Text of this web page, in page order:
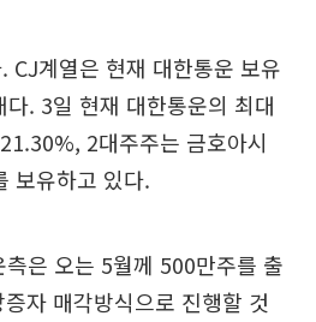
CJ계열은 현재 대한통운 보유
. 3일 현재 대한통운의 최대
2대주주는 금호아시
보유하고 있다.
은 오는 5월께 500만주를 출
자 매각방식으로 진행할 것